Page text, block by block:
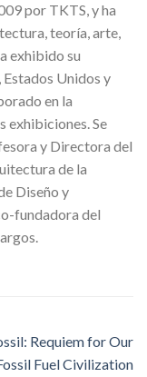
por TKTS, y ha
teoría, arte,
exhibido su
Estados Unidos y
en la
exhibiciones. Se
y Directora del
de la
Diseño y
fundadora del
Requiem for Our
Fuel Civilization